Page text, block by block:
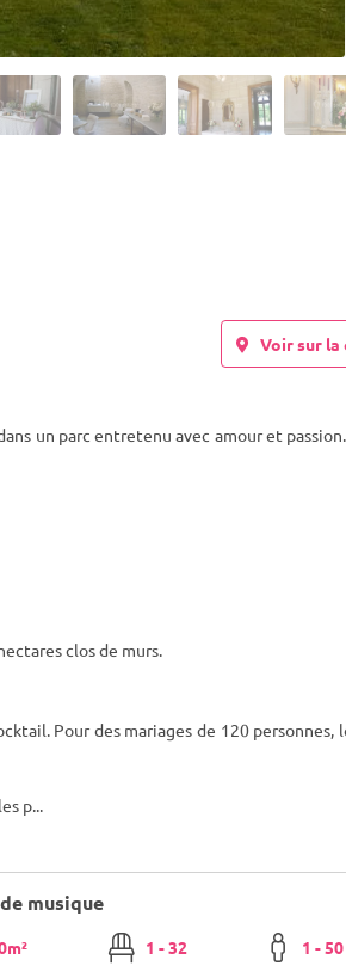
Voir sur la
un parc entretenu avec amour et
clos de murs.
Pour des mariages de 120 personnes,
p...
musique
1 - 32 1 - 50